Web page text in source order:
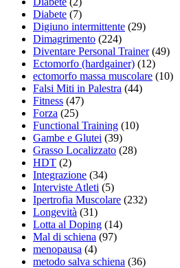
Diabete (7)
Digiuno intermittente (29)
Dimagrimento (224)
Diventare Personal Trainer(49)
Ectomorfo (hardgainer) (12)
ectomorfo massa muscolare (10)
Falsi Miti in Palestra (44)
Fitness (47)
Forza (25)
Functional Training (10)
Gambe e Glutei (39)
Grasso Localizzato (28)
HDT (2)
Integrazione (34)
Interviste Atleti (5)
Ipertrofia Muscolare (232)
Longevità (31)
Lotta al Doping (14)
Mal di schiena (97)
menopausa (4)
metodo salva schiena (36)